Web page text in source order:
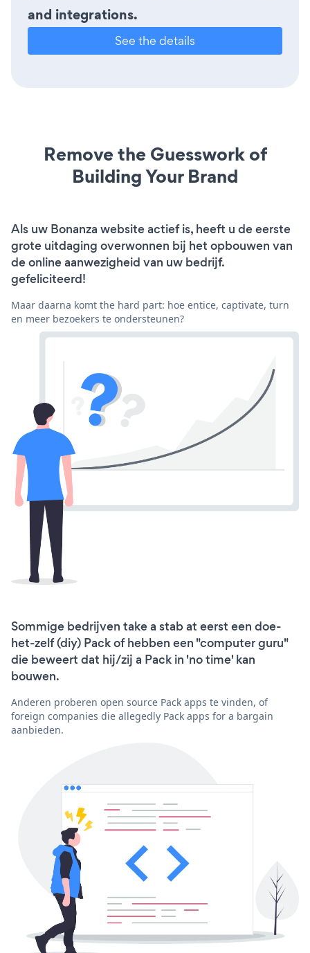
and integrations.
See the details
Remove the Guesswork of
Building Your Brand
Als uw Bonanza website actief is, heeft u de eerste
grote uitdaging overwonnen bij het opbouwen van
de online aanwezigheid van uw bedrijf.
gefeliciteerd!
Maar daarna komt the hard part: hoe entice, captivate, turn
en meer bezoekers te ondersteunen?
Sommige bedrijven take a stab at eerst een doe-
het-zelf (diy) Pack of hebben een "computer guru"
die beweert dat hij/zij a Pack in 'no time' kan
bouwen.
Anderen proberen open source Pack apps te vinden, of
foreign companies die allegedly Pack apps for a bargain
aanbieden.